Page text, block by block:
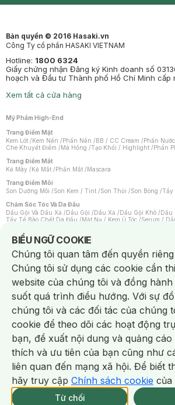
Giao Nhanh Miễn
tại 339 Chi Nhánh (Trễ
Bản quyền © 2016 Hasaki.vn
Công Ty cổ phần HASAKI VIETNAM
Hotline: 1800 6324
Giấy chứng nhận Đăng ký Kinh doanh số
hoạch và Đầu tư Thành phố Hồ Chí Minh cấp
Xem tất cả cửa hàng
Mỹ Phẩm High-End
Trang Điểm Mặt
Kem Lót /Kem Nền /Phấn Nền /BB / CC Cream /Phấn
Che Khuyết Điểm /Má Hồng /Tạo Khối / Highlight /Phấn
Trang Điểm Mắt
Kẻ Mày /Kẻ Mắt /Phấn Mắt /Mascara
Trang Điểm Môi
Son Dưỡng Môi /Son Kem / Tint /Son Thỏi /Son Bóng /Tẩy
Chăm Sóc Tóc Và Da Đầu
Dầu Gội Và Dầu Xả /Dầu Gội /Dầu Xả /Dầu Gội Khô /Dầu
Tẩy Tế Bào Chết Da Đầu /Mặt Nạ / Kem Ủ Tóc /Serum /
Máy Sấy Tóc
Lược
Kem Tẩy Lông/Dụng Cụ Tẩy Lông
Nước Hoa
Nước Hoa Nam Nước Hoa Cao Cấp Xịt
Nước Hoa Vùng Kín
Chăm Sóc Cá Nhân
Chống Muỗi
Khẩu Trang Máy Massage Mặt Nạ Xông Hơi
Sản Phẩm Chăm Sóc Khác/ Bàn Chải Đánh Răng /Bàn
Hỗ Trợ Trắng Răng / Kem Đánh Răng Máy Tăm Nước
Tăm / Chỉ Nha Khoa /Xịt Thơm Miệng / Dung Dịch Vệ Sinh
Khăn Ướt Vệ Sinh Vùng Kín
/Băng Vệ Sinh Tampon Bọt
Máy Cạo Râu
Vấn Đề Về Da
Da Dầu / Lỗ Chân Lông To
Da Khô / Mất Nước /Da Lão Hóa
Da Nhạy Cảm / Kích Ứng/Da Xỉn Màu/Thâm / Nám /
Quầng Thâm & Bọng Mắt/ Sẹo
Viêm Da Cơ Địa
Dụng Cụ / Phụ Kiện Chăm Sóc Da
/Khăn Lau Mặt Khô Dụng Cụ / Máy Rửa
BIỂU NGỮ COOKIE
Notice about cookies usage
Chúng tôi quan tâm đến quyền
Chúng tôi sử dụng các cookie cần
website của chúng tôi và đồng
suốt quá trình điều hướng. Với sự
chúng tôi và các đối tác của chúng
cookie để theo dõi các hoạt động
bạn, đề xuất nội dung và quảng
thích và ưu tiên của bạn cũng như
liên quan đến mạng xã hội. Để biết
hãy truy cập Chính sách cookie của
Từ chối